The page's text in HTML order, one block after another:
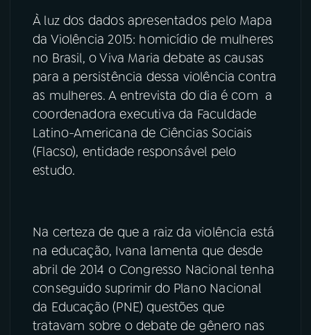
04PROGRAMAS
PODCASTS
06VIDEOCASTS
ÚLTIMAS
ACOMPANHE A RÁDIO NACIONAL
Facebook
À luz dos dados apresentados pelo Mapa
da Violência 2015: homicídio de mulheres
no Brasil, o Viva Maria debate as causas
para a persistência dessa violência contra
as mulheres. A entrevista do dia é com a
coordenadora executiva da Faculdade
Latino-Americana de Ciências Sociais
(Flacso), entidade responsável pelo
estudo.
Na certeza de que a raiz da violência está
na educação, Ivana lamenta que desde
abril de 2014 o Congresso Nacional tenha
conseguido suprimir do Plano Nacional
da Educação (PNE) questões que
tratavam sobre o debate de gênero nas